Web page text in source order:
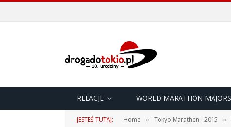
RELACJE WORLD MARATHON MAJORS
JESTEŚ TUTAJ: Home » Tokyo Marathon - 2015 »